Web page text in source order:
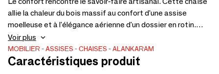
allie la chaleur du bois massif au confort d'une assise
moelleuse et à l'élégance aérienne d'un dossier en rotin.
Idéale pour les salles à manger sophistiquées ou les cafés
chics, elle allie plaisir tactile et charme visuel. Son design,
alliant lignes modernes et matériaux traditionnels, est
Voir plus
MOBILIER ASSISES CHAISES ALANKARAM
Caractéristiques produit